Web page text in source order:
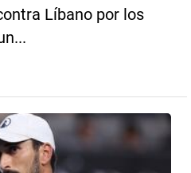
Líbano por los